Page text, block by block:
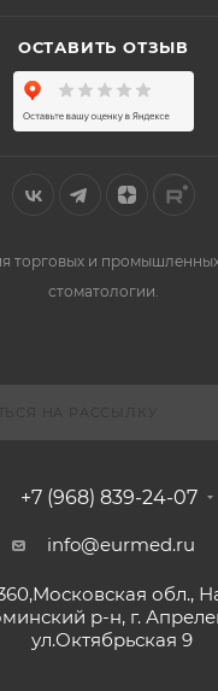
ОСТАВИТЬ ОТЗЫВ
торговых и
стоматологии.
+7 (968) 839-24-07
info@eurmed.ru
обл.,
р-н, г.
ул.Октябрьская 9